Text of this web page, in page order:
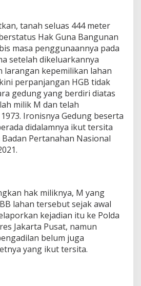
tanah seluas 444 meter
Hak Guna Bangunan
masa penggunaannya pada
setelah dikeluarkannya
larangan kepemilikan lahan
perpanjangan HGB tidak
gedung yang berdiri diatas
milik M dan telah
Ironisnya Gedung beserta
didalamnya ikut tersita
Pertanahan Nasional
hak miliknya, M yang
lahan tersebut sejak awal
kejadian itu ke Polda
Jakarta Pusat, namun
belum juga
yang ikut tersita.